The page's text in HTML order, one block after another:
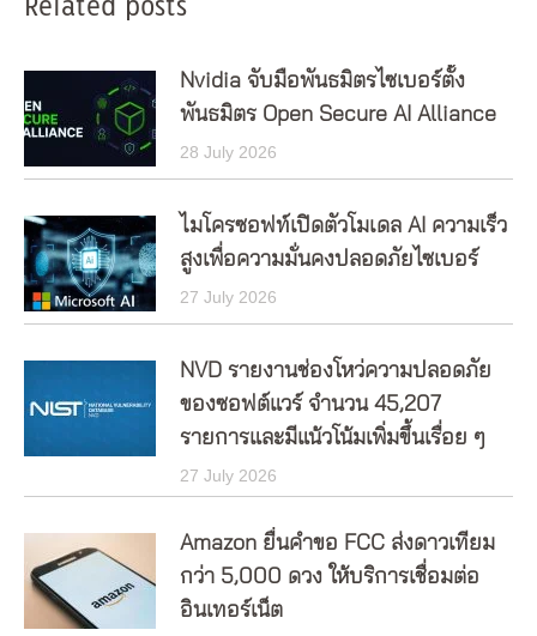
Nvidia จับมือพันธมิตรไซเบอร์ตั้ง
พันธมิตร Open Secure AI Alliance
28 July 2026
ไมโครซอฟท์เปิดตัวโมเดล AI ความเร็ว
สูงเพื่อความมั่นคงปลอดภัยไซเบอร์
27 July 2026
NVD รายงานช่องโหว่ความปลอดภัย
ของซอฟต์แวร์ จำนวน 45,207
รายการและมีแน้วโน้มเพิ่มขึ้นเรื่อย ๆ
27 July 2026
Amazon ยื่นคำขอ FCC ส่งดาวเทียม
กว่า 5,000 ดวง ให้บริการเชื่อมต่อ
อินเทอร์เน็ต